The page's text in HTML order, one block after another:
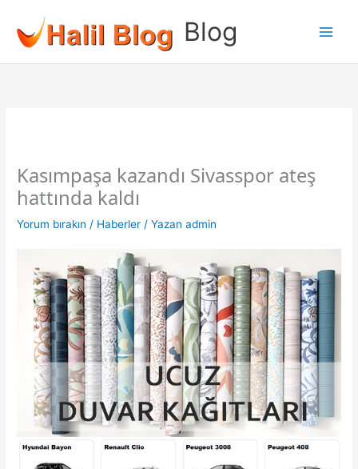
Blog
Kasımpaşa kazandı Sivasspor ateş
hattında kaldı
Yorum bırakın / Haberler / Yazan admin